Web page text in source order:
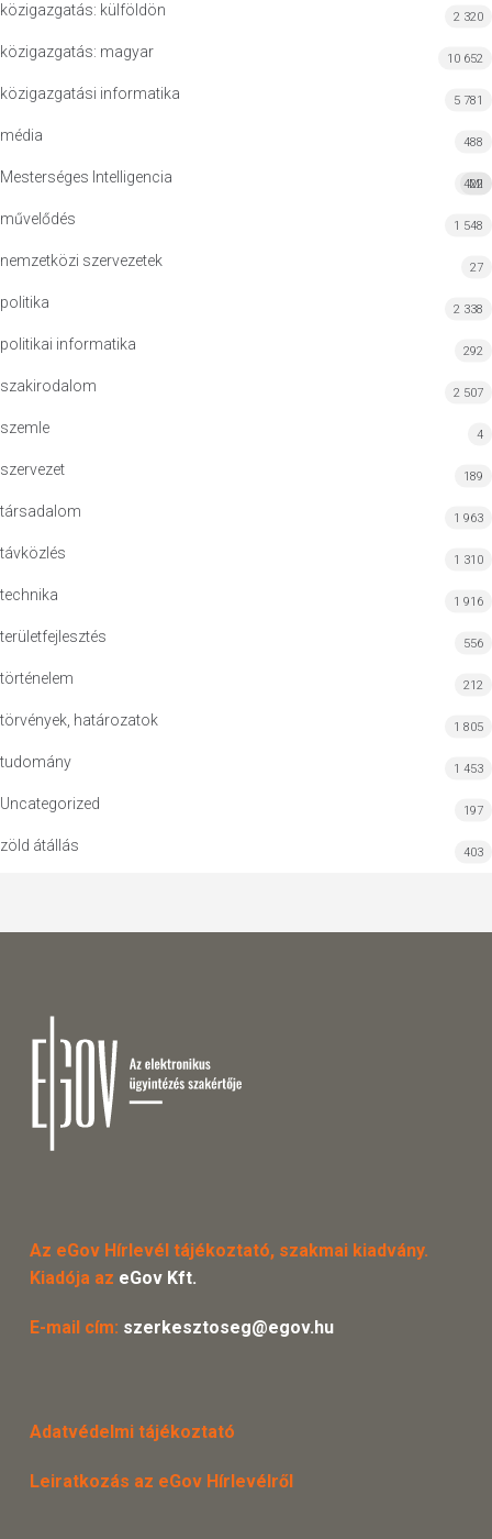
közigazgatás: külföldön 2 320
közigazgatás: magyar 10 652
közigazgatási informatika 5 781
média 488
Mesterséges Intelligencia MI
422
művelődés 1 548
nemzetközi szervezetek 27
politika 2 338
politikai informatika 292
szakirodalom 2 507
szemle 4
szervezet 189
társadalom 1 963
távközlés 1 310
technika 1 916
területfejlesztés 556
történelem 212
törvények, határozatok 1 805
tudomány 1 453
Uncategorized 197
zöld átállás 403
Az eGov Hírlevél tájékoztató, szakmai kiadvány.
Kiadója az eGov Kft.
E-mail cím: szerkesztoseg@egov.hu
Adatvédelmi tájékoztató
Leiratkozás az eGov Hírlevélről